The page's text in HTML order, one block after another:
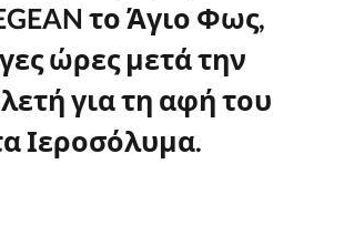
το Άγιο Φως,
ώρες μετά την
για τη αφή του
Ιεροσόλυμα.